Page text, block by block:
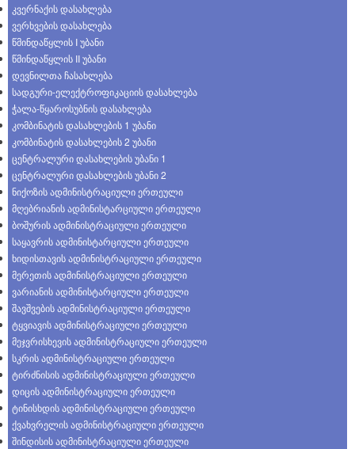
კვერნაქის დასახლება
ვერხვების დასახლება
წმინდაწყლის I უბანი
წმინდაწყლის II უბანი
დევნილთა ჩასახლება
სადგური-ელექტროფიკაციის დასახლება
ჭალა-წყაროსუბნის დასახლება
კომბინატის დასახლების 1 უბანი
კომბინატის დასახლების 2 უბანი
ცენტრალური დასახლების უბანი 1
ცენტრალური დასახლების უბანი 2
ნიქოზის ადმინისტრაციული ერთეული
მღებრიანის ადმინისტარციული ერთეული
ბოშურის ადმინისტრაციული ერთეული
საყავრის ადმინისტარციული ერთეული
ხიდისთავის ადმინისტრაციული ერთეული
მერეთის ადმინისტრაციული ერთეული
ვარიანის ადმინისტარციული ერთეული
შავშვების ადმინისტრაციული ერთეული
ტყვიავის ადმინისტრაციული ერთეული
მეჯვრისხევის ადმინისტრაციული ერთეული
სკრის ადმინისტრაციული ერთეული
ტირძნისის ადმინისტრაციული ერთეული
დიცის ადმინისტრაციული ერთეული
ტინისხდის ადმინისტრაციული ერთეული
ქვახვრელის ადმინისტრაციული ერთეული
შინდისის ადმინისტრაციული ერთეული